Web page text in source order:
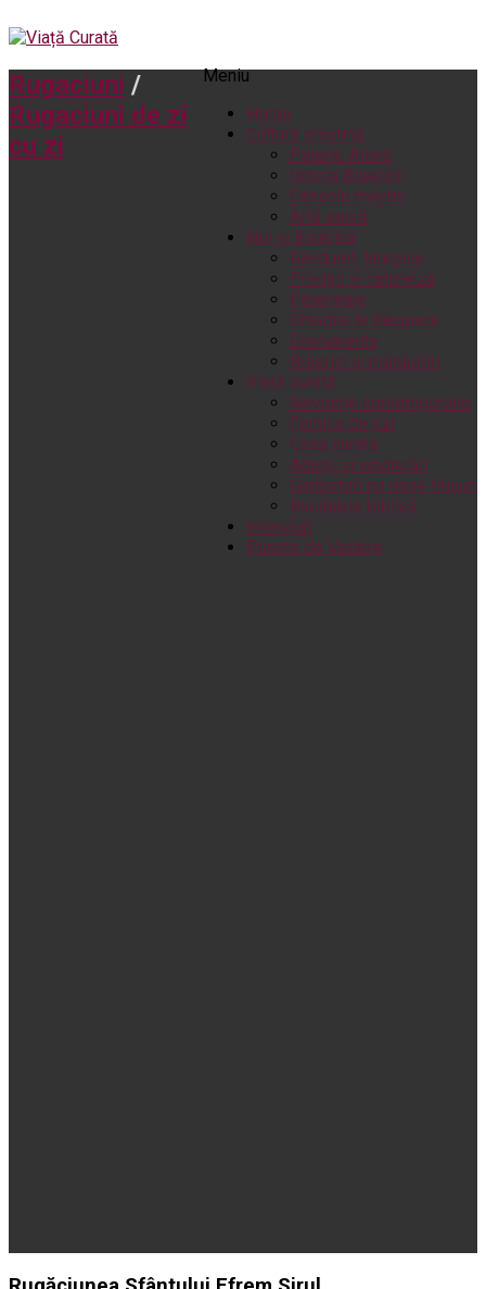
Meniu
Home
Cultură creștină
Pateric Atonit
Istoria Bisericii
Cenaclu creștin
Artă sacră
Noi și Biserica
Rânduieli liturgice
Predici și cateheze
Pelerinaje
Ortodox în diaspora
Evenimente
Biserici și mănăstiri
Viață curată
Nevoințe contemporane
Familia de azi
Casa curată
Adicții și vindecări
Gadgeturi cu două tăișuri
Bucătărie biblică
Interviuri
Puncte de Vedere
Rugaciuni /
Rugaciuni de zi
cu zi